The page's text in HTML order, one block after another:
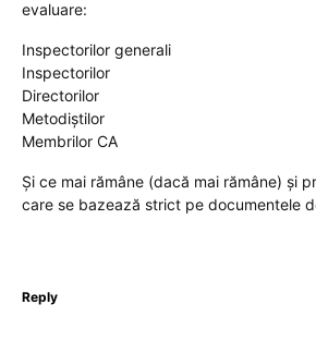
evaluare:
Inspectorilor generali
Inspectorilor
Directorilor
Metodiștilor
Membrilor CA
Și ce mai rămâne (dacă mai rămâne) și
care se bazează strict pe documentele
Reply